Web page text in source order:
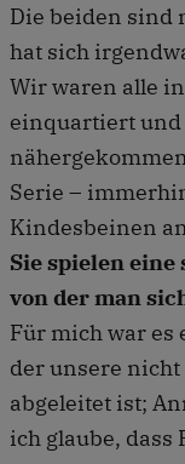
Die beiden sind
hat sich
Wir waren alle
einquartiert und
Serie –
Kindesbeinen
Sie spielen
von der man
Für mich war es
der unsere nicht
abgeleitet ist;
ich glaube, dass